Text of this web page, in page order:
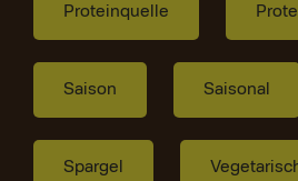
Proteinquelle
Saison Saisonal
Spargel